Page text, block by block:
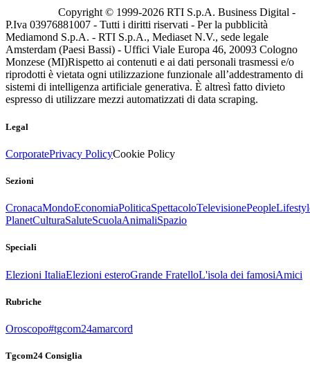
Copyright © 1999-2026 RTI S.p.A. Business Digital -
P.Iva 03976881007 - Tutti i diritti riservati - Per la pubblicità
Mediamond S.p.A. - RTI S.p.A., Mediaset N.V., sede legale
Amsterdam (Paesi Bassi) - Uffici Viale Europa 46, 20093 Cologno
Monzese (MI)Rispetto ai contenuti e ai dati personali trasmessi e/o
riprodotti è vietata ogni utilizzazione funzionale all’addestramento di
sistemi di intelligenza artificiale generativa. È altresì fatto divieto
espresso di utilizzare mezzi automatizzati di data scraping.
Legal
CorporatePrivacy PolicyCookie Policy
Sezioni
CronacaMondoEconomiaPoliticaSpettacoloTelevisionePeople
PlanetCulturaSaluteScuolaAnimaliSpazio
Speciali
Elezioni ItaliaElezioni esteroGrande FratelloL'isola dei famosiAmici
Rubriche
Oroscopo#tgcom24amarcord
Tgcom24 Consiglia